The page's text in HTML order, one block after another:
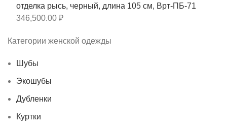
отделка рысь, черный, длина 105 см, Врт-ПБ-71
346,500.00 ₽
Категории женской одежды
Шубы
Экошубы
Дубленки
Куртки